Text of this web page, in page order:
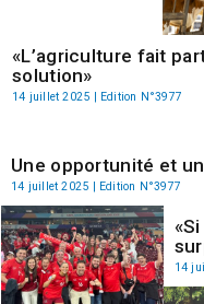
«L’agriculture fait
solution»
14 juillet 2025 | Edition N°3977
Une opportunité et
14 juillet 2025 | Edition N°3977
14